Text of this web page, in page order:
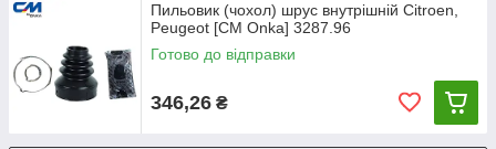
Пильовик (чохол) шрус внутрішній Citroen,
Peugeot [CM Onka] 3287.96
Готово до відправки
346,26 ₴